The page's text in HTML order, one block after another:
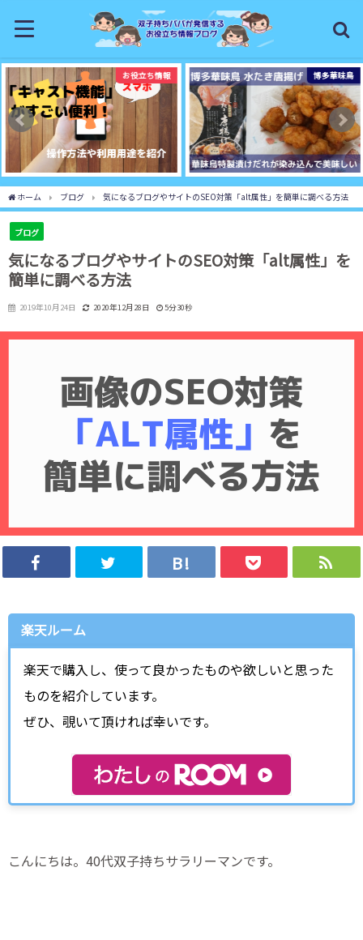
お役立ち情報 博多華味鳥
ホーム ブログ 気になるブログやサイトのSEO対策「alt属性」を簡単に調べる方法
ブログ
気になるブログやサイトのSEO対策「alt属性」を
簡単に調べる方法
2019年10月24日 2020年12月28日 5分30秒
楽天ルーム
楽天で購入し、使って良かったものや欲しいと思った
ものを紹介しています。
ぜひ、覗いて頂ければ幸いです。
こんにちは。40代双子持ちサラリーマンです。